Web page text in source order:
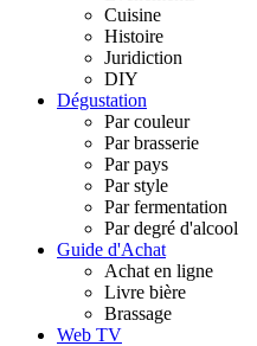
Cuisine
Histoire
Juridiction
DIY
Dégustation
Par couleur
Par brasserie
Par pays
Par style
Par fermentation
Par degré d'alcool
Guide d'Achat
Achat en ligne
Livre bière
Brassage
Web TV